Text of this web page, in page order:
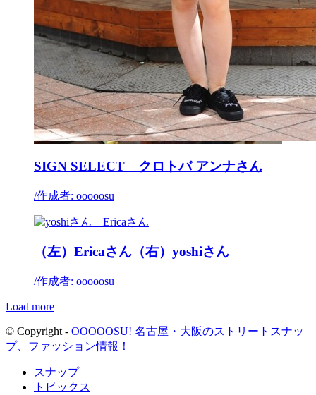
SIGN SELECT クロトバ アンナさん
/作成者: ooooosu
（左）Ericaさん（右）yoshiさん
/作成者: ooooosu
Load more
© Copyright - OOOOOSU! 名古屋・大阪のストリートスナッ
プ、ファッション情報！
スナップ
トピックス